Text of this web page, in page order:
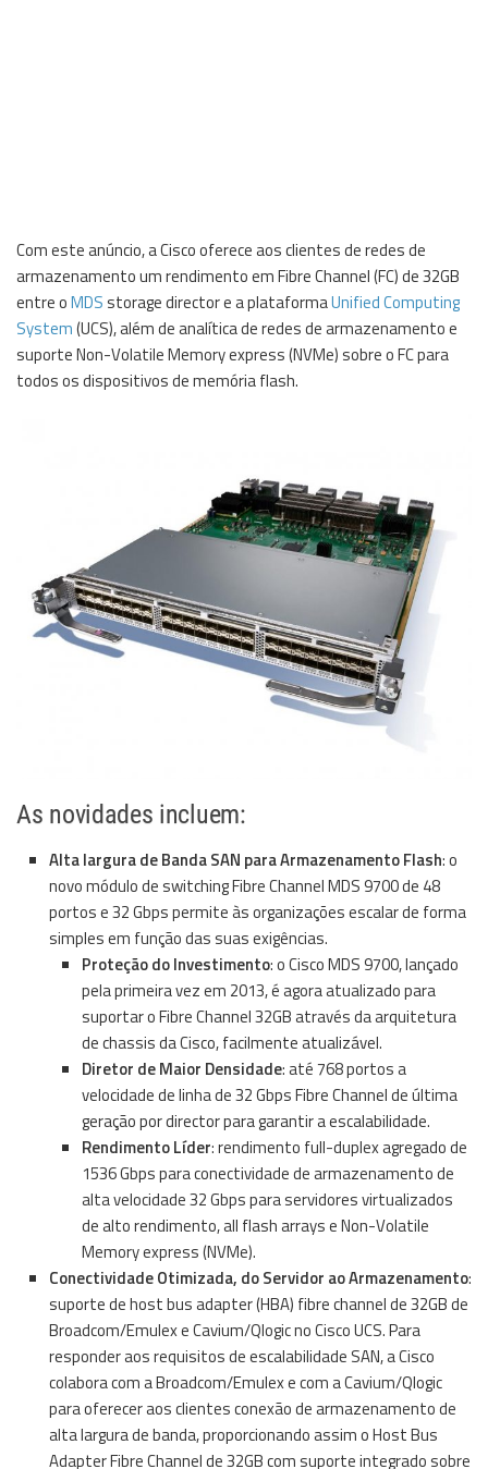
Com este anúncio, a Cisco oferece aos clientes de redes de
armazenamento um rendimento em Fibre Channel (FC) de 32GB
entre oMDSstorage director e a plataformaUnified Computing
System(UCS), além de analítica de redes de armazenamento e
suporte Non-Volatile Memory express (NVMe) sobre o FC para
todos os dispositivos de memória flash.
As novidades incluem:
Alta largura de Banda SAN para Armazenamento Flash: o
novo módulo de switching Fibre Channel MDS 9700 de 48
portos e 32 Gbps permite às organizações escalar de forma
simples em função das suas exigências.
Proteção do Investimento: o Cisco MDS 9700, lançado
pela primeira vez em 2013, é agora atualizado para
suportar o Fibre Channel 32GB através da arquitetura
de chassis da Cisco, facilmente atualizável.
Diretor de Maior Densidade: até 768 portos a
velocidade de linha de 32 Gbps Fibre Channel de última
geração por director para garantir a escalabilidade.
Rendimento Líder: rendimento full-duplex agregado de
1536 Gbps para conectividade de armazenamento de
alta velocidade 32 Gbps para servidores virtualizados
de alto rendimento, all flash arrays e Non-Volatile
Memory express (NVMe).
Conectividade Otimizada, do Servidor ao Armazenamento:
suporte de host bus adapter (HBA) fibre channel de 32GB de
Broadcom/Emulex e Cavium/Qlogic no Cisco UCS. Para
responder aos requisitos de escalabilidade SAN, a Cisco
colabora com a Broadcom/Emulex e com a Cavium/Qlogic
para oferecer aos clientes conexão de armazenamento de
alta largura de banda, proporcionando assim o Host Bus
Adapter Fibre Channel de 32GB com suporte integrado sobre